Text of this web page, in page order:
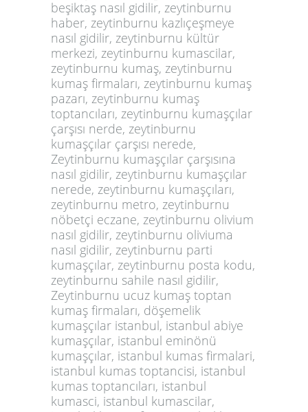
beşiktaş nasıl gidilir, zeytinburnu
haber, zeytinburnu kazlıçeşmeye
nasıl gidilir, zeytinburnu kültür
merkezi, zeytinburnu kumascilar,
zeytinburnu kumaş, zeytinburnu
kumaş firmaları, zeytinburnu kumaş
pazarı, zeytinburnu kumaş
toptancıları, zeytinburnu kumaşçılar
çarşısı nerde, zeytinburnu
kumaşçılar çarşısı nerede,
Zeytinburnu kumaşçılar çarşısına
nasıl gidilir, zeytinburnu kumaşçılar
nerede, zeytinburnu kumaşçıları,
zeytinburnu metro, zeytinburnu
nöbetçi eczane, zeytinburnu olivium
nasıl gidilir, zeytinburnu oliviuma
nasıl gidilir, zeytinburnu parti
kumaşçılar, zeytinburnu posta kodu,
zeytinburnu sahile nasıl gidilir,
Zeytinburnu ucuz kumaş toptan
kumaş firmaları, döşemelik
kumaşçılar istanbul, istanbul abiye
kumaşçılar, istanbul eminönü
kumaşçılar, istanbul kumas firmalari,
istanbul kumas toptancisi, istanbul
kumas toptancıları, istanbul
kumasci, istanbul kumascilar,